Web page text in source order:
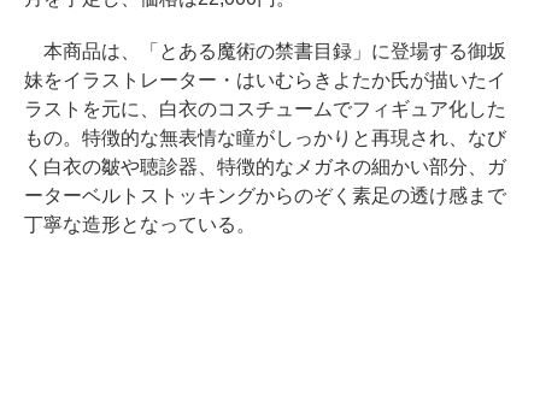
本商品は、「とある魔術の禁書目録」に登場する御坂
妹をイラストレーター・はいむらきよたか氏が描いたイ
ラストを元に、白衣のコスチュームでフィギュア化した
もの。特徴的な無表情な瞳がしっかりと再現され、なび
く白衣の皺や聴診器、特徴的なメガネの細かい部分、ガ
ーターベルトストッキングからのぞく素足の透け感まで
丁寧な造形となっている。